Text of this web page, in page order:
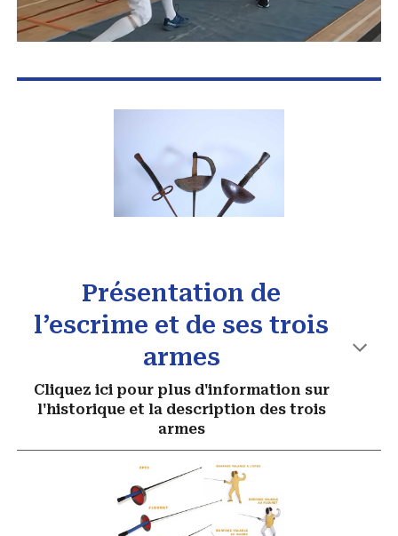
Présentation de
l’escrime et de ses trois
armes
Cliquez ici pour plus d'information sur
l'historique et la description des trois
armes